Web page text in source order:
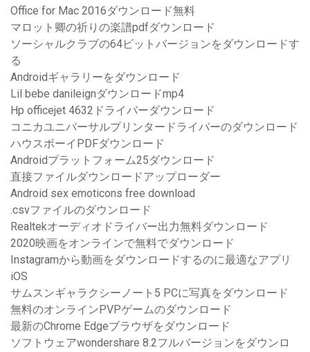
Office for Mac 2016ダウンロード無料
マロット卿の祈りの楽譜pdfダウンロード
ソーシャルクラブの64ビットバージョンをダウンロードす
る
Androidギャラリーをダウンロード
Lil bebe danileignダウンロードmp4
Hp officejet 4632ドライバーダウンロード
コニカユニバーサルプリンタードライバーのダウンロード
ハウスボーイPDFダウンロード
Androidプラットフォーム25ダウンロード
直接ファイルダウンロードアップローダー
Android sex emoticons free download
.csvファイルのダウンロード
Realtekオーディオドライバー出力無料ダウンロード
2020映画をオンラインで無料でダウンロード
Instagramから動画をダウンロードするのに最適なアプリ
iOS
サムスンギャラクシーノート5 PCに写真をダウンロード
無料のオンラインPVPゲームのダウンロード
最新のChrome Edgeブラウザをダウンロード
ソフトウェアwondershare 8.2フルバージョンをダウンロ